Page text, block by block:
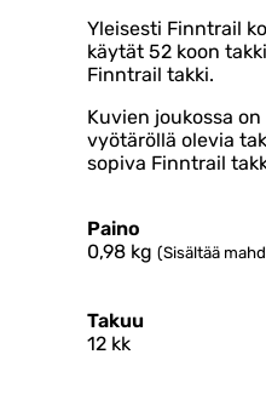
Yleisesti Finntrail
käytät 52 koon
Finntrail takki.
Kuvien joukossa
vyötäröllä olevia
sopiva Finntrail
Paino
0,98 kg (Sisältää
Takuu
12 kk